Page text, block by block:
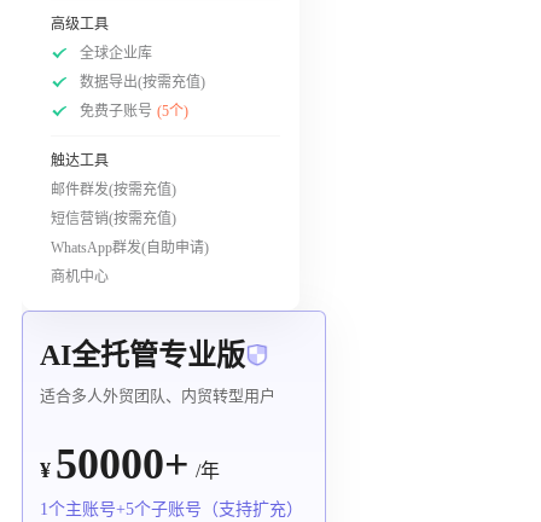
高级工具
全球企业库
数据导出(按需充值)
免费子账号 (5个)
触达工具
邮件群发(按需充值)
短信营销(按需充值)
WhatsApp群发(自助申请)
商机中心
AI全托管专业版
适合多人外贸团队、内贸转型用户
¥ 50000+ /年
1个主账号+5个子账号（支持扩充）